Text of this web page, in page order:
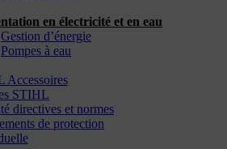
en électricité et en eau
Gestion d’énergie
Pompes à eau
Accessoires
STIHL
directives et normes
de protection